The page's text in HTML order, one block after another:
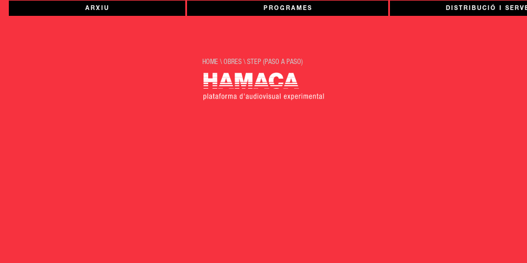
ARXIU PROGRAMES DISTRIBUCIÓ I
HOME\OBRES\STEP (PASO A PASO)